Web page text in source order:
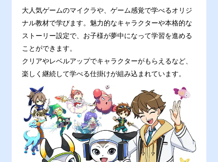
大人気ゲームのマイクラや、ゲーム感覚で学べるオリジ
ナル教材で学びます。魅力的なキャラクターや本格的な
ストーリー設定で、お子様が夢中になって学習を進める
ことができます。
クリアやレベルアップでキャラクターがもらえるなど、
楽しく継続して学べる仕掛けが組み込まれています。